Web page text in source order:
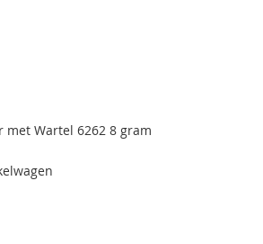
met Wartel 6262 8 gram